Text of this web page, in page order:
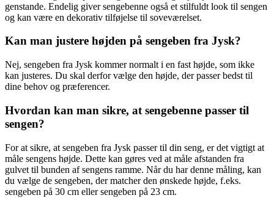
genstande. Endelig giver sengebenne også et stilfuldt look til sengen
og kan være en dekorativ tilføjelse til soveværelset.
Kan man justere højden på sengeben fra Jysk?
Nej, sengeben fra Jysk kommer normalt i en fast højde, som ikke
kan justeres. Du skal derfor vælge den højde, der passer bedst til
dine behov og præferencer.
Hvordan kan man sikre, at sengebenne passer til
sengen?
For at sikre, at sengeben fra Jysk passer til din seng, er det vigtigt at
måle sengens højde. Dette kan gøres ved at måle afstanden fra
gulvet til bunden af sengens ramme. Når du har denne måling, kan
du vælge de sengeben, der matcher den ønskede højde, f.eks.
sengeben på 30 cm eller sengeben på 23 cm.